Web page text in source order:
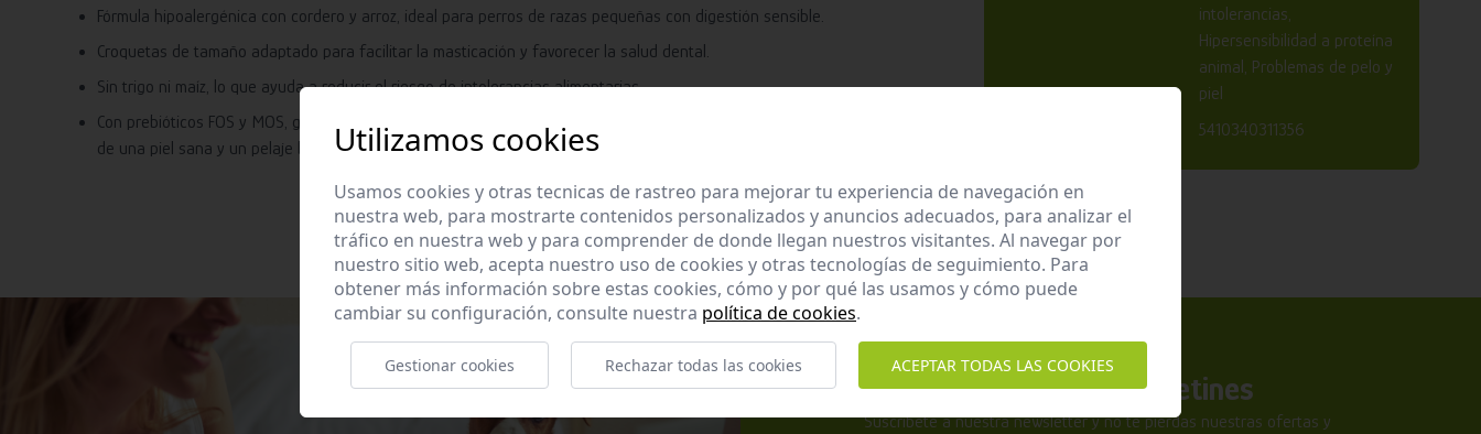
Fórmula hipoalergénica con cordero y arroz, ideal para perros de razas pequeñas con digestión sensible.
Croquetas de tamaño adaptado para facilitar la masticación y favorecer la salud dental.
Sin trigo ni maíz, lo que ayuda a reducir el riesgo de intolerancias alimentarias.
Con prebióticos FOS y MOS, glucosamina y aceite de salmón para favorecer la salud digestiva, articular y el mantenimiento
de una piel sana y un pelaje brillante.
intolerancias,
Hipersensibilidad a proteína
animal, Problemas de pelo y
piel
5410340311356
Apúntate a nuestros boletines
Suscríbete a nuestra newsletter y no te pierdas nuestras ofertas y
Utilizamos cookies
Usamos cookies y otras tecnicas de rastreo para mejorar tu experiencia de navegación en
nuestra web, para mostrarte contenidos personalizados y anuncios adecuados, para analizar el
tráfico en nuestra web y para comprender de donde llegan nuestros visitantes. Al navegar por
nuestro sitio web, acepta nuestro uso de cookies y otras tecnologías de seguimiento. Para
obtener más información sobre estas cookies, cómo y por qué las usamos y cómo puede
cambiar su configuración, consulte nuestra política de cookies.
Gestionar cookies Rechazar todas las cookies ACEPTAR TODAS LAS COOKIES